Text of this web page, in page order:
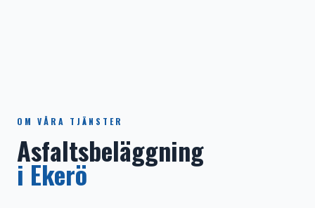
OM VÅRA TJÄNSTER
Asfaltsbeläggning
iEkerö